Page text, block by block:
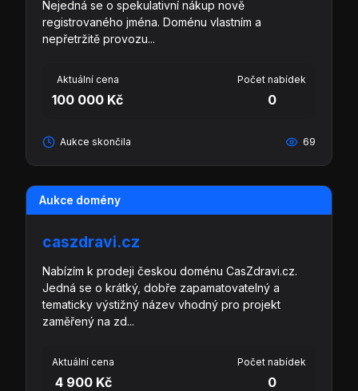
Nejedná se o spekulativní nákup nově
registrovaného jména. Doménu vlastním a
nepřetržitě provozu...
Aktuální cena
100 000 Kč
Počet nabídek
0
Aukce skončila 69
Aukce domény
caszdravi.cz
Nabízím k prodeji českou doménu CasZdravi.cz.
Jedná se o krátký, dobře zapamatovatelný a
tematicky výstižný název vhodný pro projekt
zaměřený na zd...
Aktuální cena
4 900 Kč
Počet nabídek
0